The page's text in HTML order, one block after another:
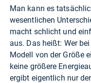
Man kann es
wesentlichen
macht schlicht und
aus. Das heißt: Wer
Modell von der Größe
keine größere
ergibt eigentlich nur